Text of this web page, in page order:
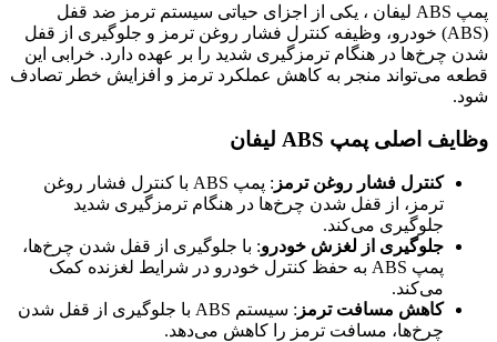
پمپ ABS لیفان ، یکی از اجزای حیاتی سیستم ترمز ضد قفل
(ABS) خودرو، وظیفه کنترل فشار روغن ترمز و جلوگیری از قفل
شدن چرخ‌ها در هنگام ترمزگیری شدید را بر عهده دارد. خرابی این
قطعه می‌تواند منجر به کاهش عملکرد ترمز و افزایش خطر تصادف
شود.
وظایف اصلی پمپ ABS لیفان
کنترل فشار روغن ترمز
: پمپ ABS با کنترل فشار روغن
ترمز، از قفل شدن چرخ‌ها در هنگام ترمزگیری شدید
جلوگیری می‌کند.
جلوگیری از لغزش خودرو: با جلوگیری از قفل شدن چرخ‌ها،
پمپ ABS به حفظ کنترل خودرو در شرایط لغزنده کمک
می‌کند.
کاهش مسافت ترمز
: سیستم ABS با جلوگیری از قفل شدن
چرخ‌ها، مسافت ترمز را کاهش می‌دهد.